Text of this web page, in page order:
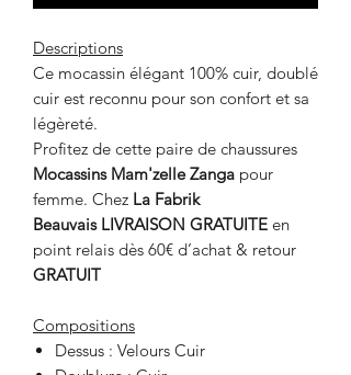
Descriptions
Ce mocassin élégant 100% cuir, doublé
cuir est reconnu pour son confort et sa
légèreté.
Profitez de cette paire de chaussures
Mocassins Mam'zelle Zanga pour
femme. Chez La Fabrik
Beauvais LIVRAISON GRATUITE en
point relais dès 60€ d’achat & retour
GRATUIT
Compositions
Dessus : Velours Cuir